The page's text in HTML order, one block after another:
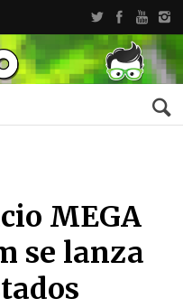
MEGA
se lanza